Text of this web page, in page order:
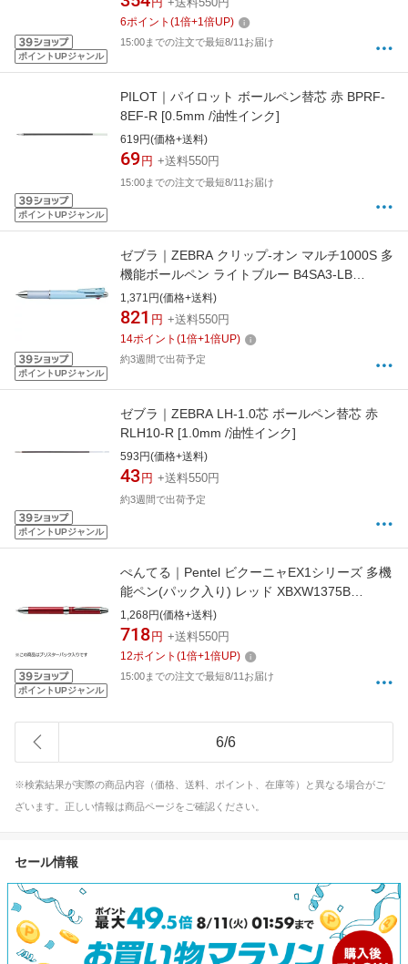
ポイントUPジャンル
6ポイント (1倍+1倍UP)
15:00までの注文で最短8/11お届け
ポイントUPジャンル
PILOT｜パイロット ボールペン替芯 赤 BPRF-
8EF-R [0.5mm /油性インク]
619円(価格+送料)
69 円 +送料550円
15:00までの注文で最短8/11お届け
ポイントUPジャンル
ゼブラ｜ZEBRA クリップ-オン マルチ1000S 多
機能ボールペン ライトブルー B4SA3-LB
[0.7mm]
1,371円(価格+送料)
821 円 +送料550円
14ポイント (1倍+1倍UP)
約3週間で出荷予定
ポイントUPジャンル
ゼブラ｜ZEBRA LH-1.0芯 ボールペン替芯 赤
RLH10-R [1.0mm /油性インク]
593円(価格+送料)
43 円 +送料550円
約3週間で出荷予定
ポイントUPジャンル
ぺんてる｜Pentel ビクーニャEX1シリーズ 多機
能ペン(パック入り) レッド XBXW1375B
[0.7mm]
1,268円(価格+送料)
718 円 +送料550円
12ポイント (1倍+1倍UP)
15:00までの注文で最短8/11お届け
6/6
※検索結果が実際の商品内容（価格、送料、ポイント、在庫等）と異なる場合がご
ざいます。正しい情報は商品ページをご確認ください。
セール情報